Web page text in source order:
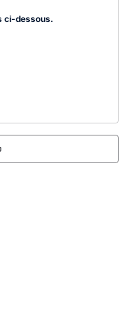
ci-dessous.